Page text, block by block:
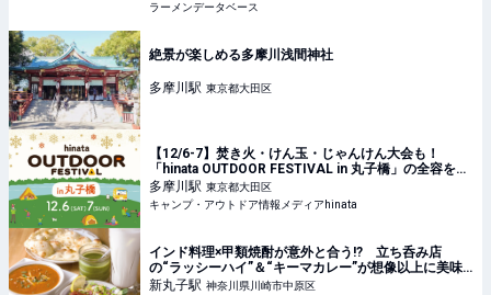
ラーメンデータベース
絶景が楽しめる多摩川浅間神社
多摩川駅 東京都大田区
【12/6-7】焚き火・けん玉・じゃんけん大会も！
「hinata OUTDOOR FESTIVAL in 丸子橋」の全容を紹
介 | キャンプ・アウトドア情報メディアhinata
多摩川駅 東京都大田区
キャンプ・アウトドア情報メディアhinata
インド料理×甲類焼酎が意外と合う!? 立ち呑み店
の“ラッシーハイ”＆“キーマカレー”が想像以上に美味
かった - おとなの週末Web
新丸子駅 神奈川県川崎市中原区